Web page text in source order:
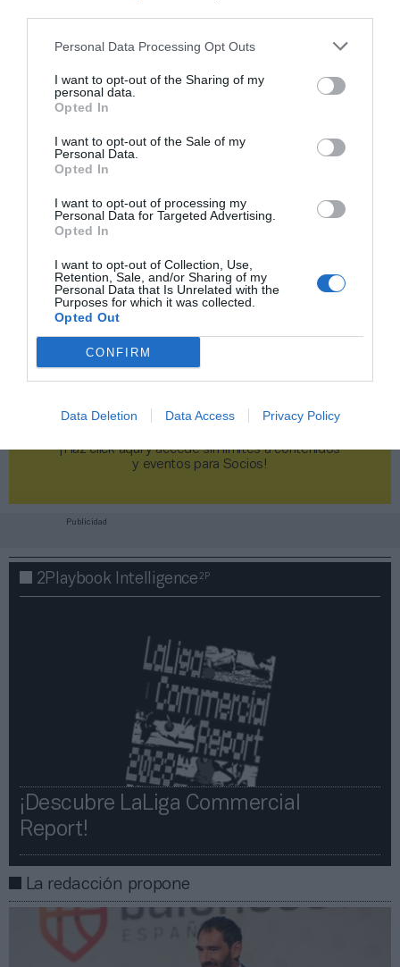
Personal Data Processing Opt Outs
I want to opt-out of the Sharing of my
personal data.
Opted In
I want to opt-out of the Sale of my
Personal Data.
Opted In
I want to opt-out of processing my
Personal Data for Targeted Advertising.
Opted In
I want to opt-out of Collection, Use,
Retention, Sale, and/or Sharing of my
Personal Data that Is Unrelated with the
Purposes for which it was collected.
Opted Out
CONFIRM
Data Deletion Data Access Privacy Policy
FEB
Publicidad
2Playbook Club
¡Haz click aquí y accede sin límites a contenidos
y eventos para Socios!​​​​​​​
Publicidad
2Playbook Intelligence2P
¡Descubre LaLiga Commercial
Report!​​
La redacción propone